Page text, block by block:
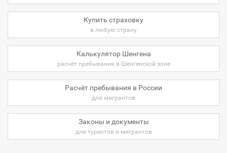
Купить страховку
в любую страну
Калькулятор Шенгена
расчёт пребывания в Шенгенской зоне
Расчёт пребывания в России
для мигрантов
Законы и документы
для туристов и мигрантов